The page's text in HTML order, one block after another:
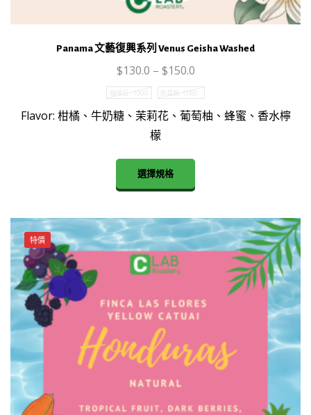
Panama 文藝復興系列 Venus Geisha Washed
$130.0 – $150.0
咖啡豆 - 100G 掛耳包（5包）
Flavor: 柑橘、牛奶糖、茉莉花、葡萄柚、蜂蜜、香水檸
檬
選擇規格
This
product
multiple
variants.
The
options
be
chosen
the
product
特價